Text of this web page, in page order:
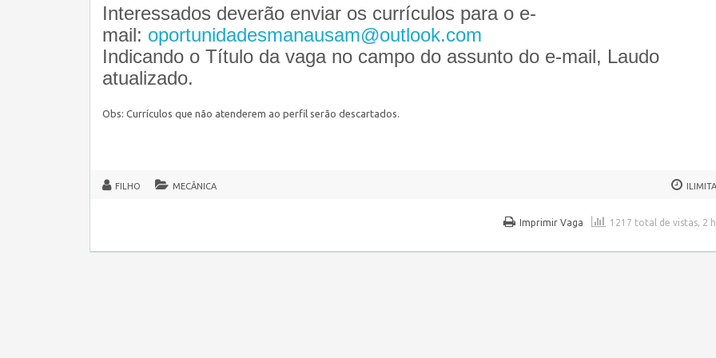
Interessados deverão enviar os currículos para o e-
mail: oportunidadesmanausam@outlook.com
Indicando o Título da vaga no campo do assunto do e-mail, Laudo
atualizado.
Obs: Currículos que não atenderem ao perfil serão descartados.
FILHO MECÂNICA
1217 total de vistas, 2
Imprimir Vaga